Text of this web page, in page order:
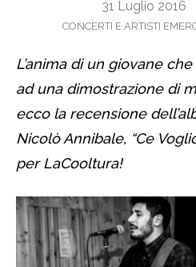
31 Luglio 2016
CONCERTI E ARTISTI
L’anima di un giovane
ad una dimostrazione di
ecco la recensione
Nicolò Annibale, “Ce
per LaCooltura!